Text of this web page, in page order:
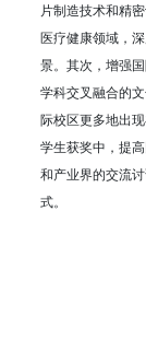
片制造技术和精
医疗健康领域，
景。其次，增强
学科交叉融合的
际校区更多地出
学生获奖中，提
和产业界的交流
式。